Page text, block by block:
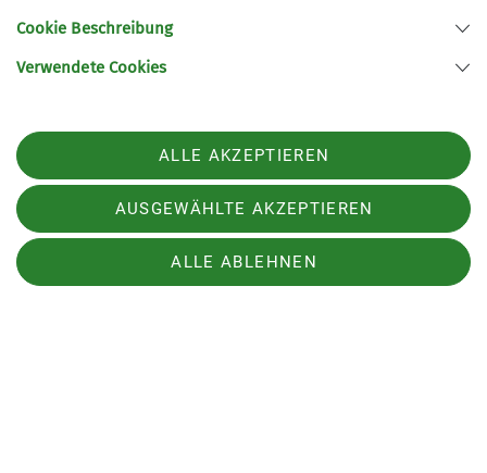
Hof eingekehrt.
Cookie Beschreibung
Verwendete Cookies
ALLE AKZEPTIEREN
AUSGEWÄHLTE AKZEPTIEREN
ALLE ABLEHNEN